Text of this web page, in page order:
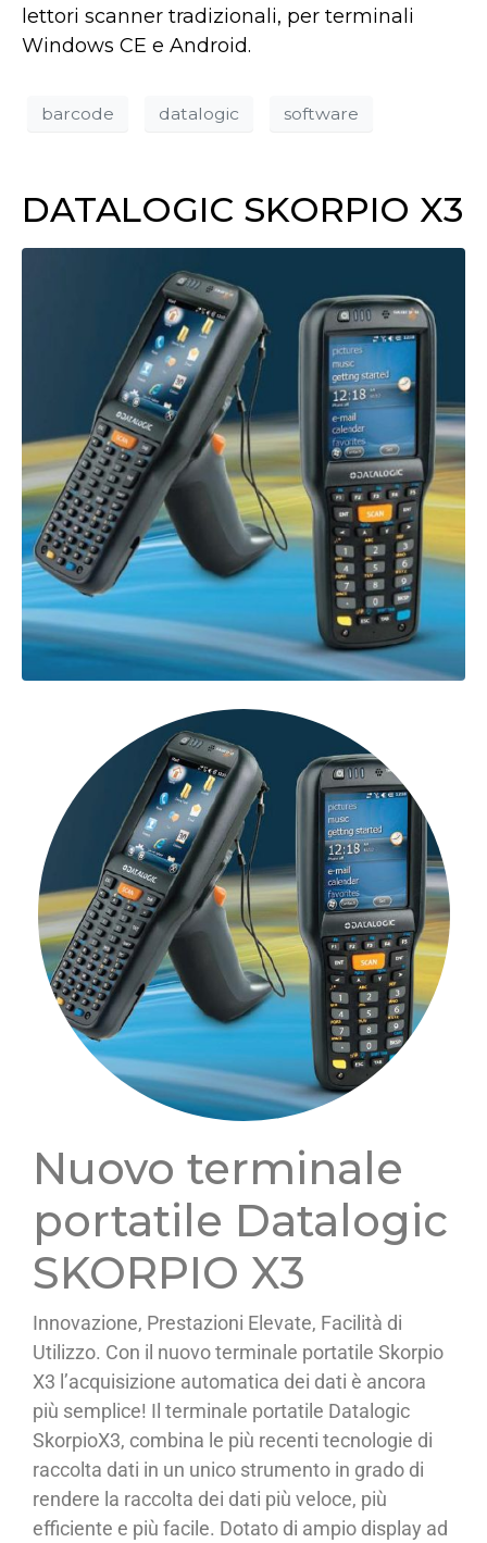
lettori scanner tradizionali, per terminali
Windows CE e Android.
barcode datalogic software
DATALOGIC SKORPIO X3
Nuovo terminale
portatile Datalogic
SKORPIO X3
Innovazione, Prestazioni Elevate, Facilità di
Utilizzo. Con il nuovo terminale portatile Skorpio
X3 l’acquisizione automatica dei dati è ancora
più semplice! Il terminale portatile Datalogic
SkorpioX3, combina le più recenti tecnologie di
raccolta dati in un unico strumento in grado di
rendere la raccolta dei dati più veloce, più
efficiente e più facile. Dotato di ampio display ad